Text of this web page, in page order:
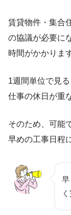
賃貸物件・集合
の協議が必要に
時間がかかりま
1週間単位で見
仕事の休日が重
そのため、可能
早めの工事日程
早